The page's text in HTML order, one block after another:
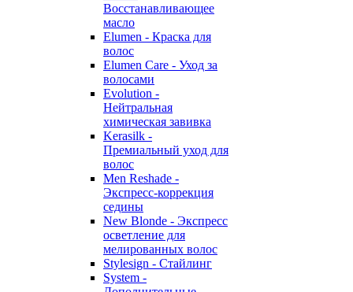
Восстанавливающее
масло
Elumen - Краска для
волос
Elumen Care - Уход за
волосами
Evolution -
Нейтральная
химическая завивка
Kerasilk -
Премиальный уход для
волос
Men Reshade -
Экспресс-коррекция
седины
New Blonde - Экспресс
осветление для
мелированных волос
Stylesign - Стайлинг
System -